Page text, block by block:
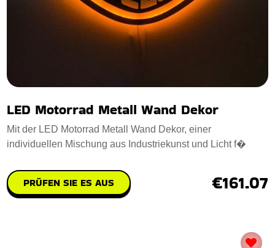
LED Motorrad Metall Wand Dekor
Mit der LED Motorrad Metall Wand Dekor, einer
individuellen Mischung aus Industriekunst und Licht f�
PRÜFEN SIE ES AUS €161.07